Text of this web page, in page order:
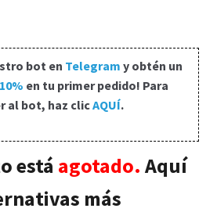
bot en Telegram y obtén un
10% en tu primer pedido! Para
al bot, haz clicAQUÍ.
está agotado. Aquí
más